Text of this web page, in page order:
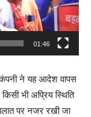
01:46
कंपनी ने यह आदेश वापस
भी अप्रिय स्थिति
पर नजर रखी जा